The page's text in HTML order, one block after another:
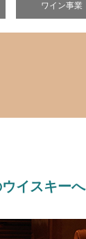
ワイン事業
イスキーへ